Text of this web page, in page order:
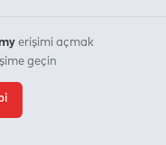
erişimi açmak
geçin